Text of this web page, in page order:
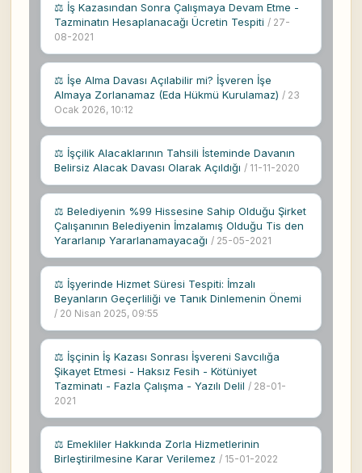
⚖ İş Kazasından Sonra Çalışmaya Devam Etme -
Tazminatın Hesaplanacağı Ücretin Tespiti / 27-
08-2021
⚖ İşe Alma Davası Açılabilir mi? İşveren İşe
Almaya Zorlanamaz (Eda Hükmü Kurulamaz) / 23
Ocak 2026, 10:12
⚖ İşçilik Alacaklarının Tahsili İsteminde Davanın
Belirsiz Alacak Davası Olarak Açıldığı / 11-11-2020
⚖ Belediyenin %99 Hissesine Sahip Olduğu Şirket
Çalışanının Belediyenin İmzalamış Olduğu Tis den
Yararlanıp Yararlanamayacağı / 25-05-2021
⚖ İşyerinde Hizmet Süresi Tespiti: İmzalı
Beyanların Geçerliliği ve Tanık Dinlemenin Önemi
/ 20 Nisan 2025, 09:55
⚖ İşçinin İş Kazası Sonrası İşvereni Savcılığa
Şikayet Etmesi - Haksız Fesih - Kötüniyet
Tazminatı - Fazla Çalışma - Yazılı Delil / 28-01-
2021
⚖ Emekliler Hakkında Zorla Hizmetlerinin
Birleştirilmesine Karar Verilemez / 15-01-2022